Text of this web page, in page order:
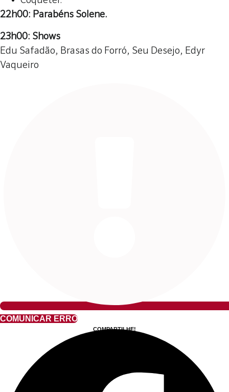
22h00: Parabéns Solene.
23h00: Shows
Edu Safadão, Brasas do Forró, Seu Desejo, Edyr
Vaqueiro
COMUNICAR ERRO
COMPARTILHE!